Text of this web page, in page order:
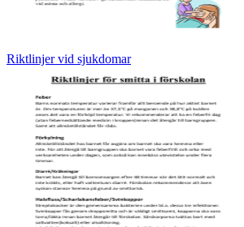
Riktlinjer vid sjukdomar